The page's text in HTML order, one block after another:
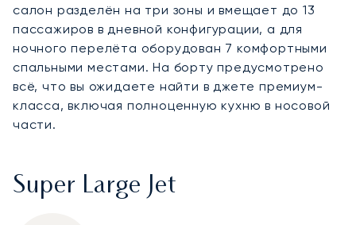
салон разделён на три зоны и вмещает до 13
пассажиров в дневной конфигурации, а для
ночного перелёта оборудован 7 комфортными
спальными местами. На борту предусмотрено
всё, что вы ожидаете найти в джете премиум-
класса, включая полноценную кухню в носовой
части.
Super Large Jet